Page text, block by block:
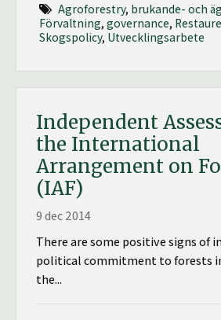
Agroforestry, brukande- och
Förvaltning, governance,
Skogspolicy, Utvecklingsarbete
Independent
the International
Arrangement on
(IAF)
9 dec 2014
There are some positive signs of
political commitment to forests
the...